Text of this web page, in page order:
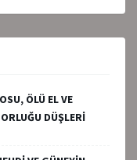
ÖLÜ EL VE
DÜŞLERİ